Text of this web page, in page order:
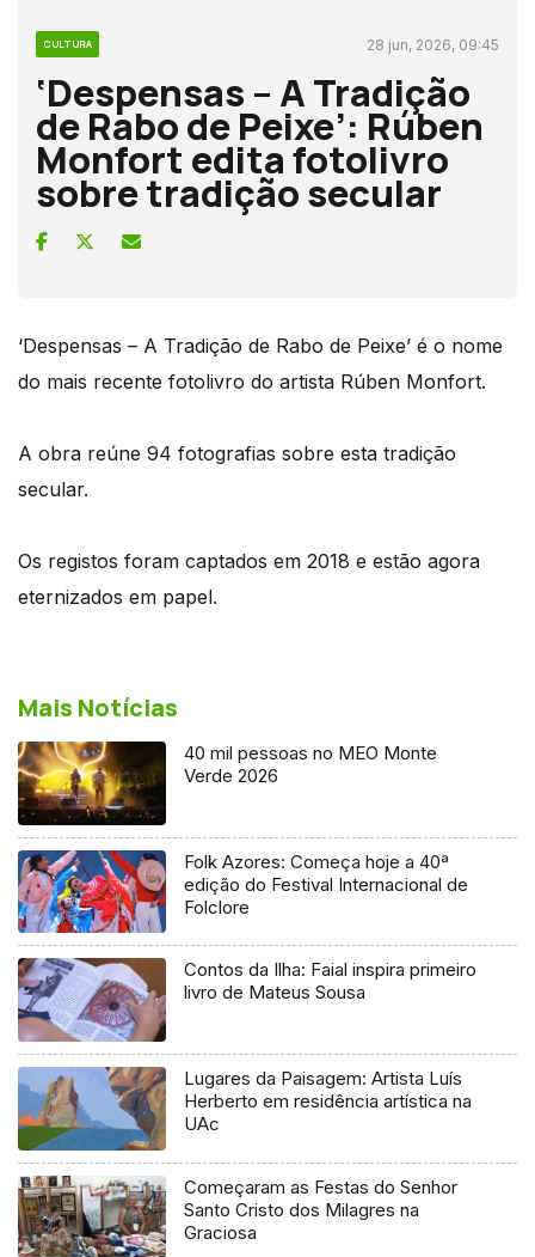
CULTURA 28 jun, 2026, 09:45
‘Despensas – A Tradição
de Rabo de Peixe’: Rúben
Monfort edita fotolivro
sobre tradição secular
‘Despensas – A Tradição de Rabo de Peixe’ é o nome
do mais recente fotolivro do artista Rúben Monfort.
A obra reúne 94 fotografias sobre esta tradição
secular.
Os registos foram captados em 2018 e estão agora
eternizados em papel.
Mais Notícias
40 mil pessoas no MEO Monte
Verde 2026
Folk Azores: Começa hoje a 40ª
edição do Festival Internacional de
Folclore
Contos da Ilha: Faial inspira primeiro
livro de Mateus Sousa
Lugares da Paisagem: Artista Luís
Herberto em residência artística na
UAc
Começaram as Festas do Senhor
Santo Cristo dos Milagres na
Graciosa